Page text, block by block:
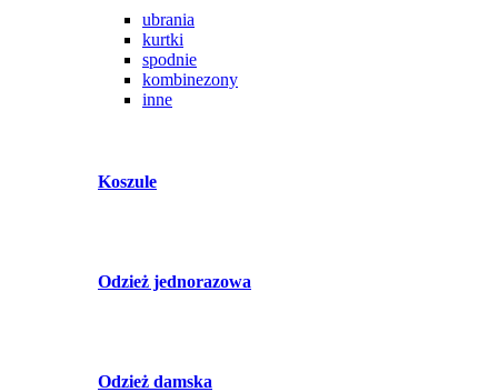
ubrania
kurtki
spodnie
kombinezony
inne
Koszule
Odzież jednorazowa
Odzież damska